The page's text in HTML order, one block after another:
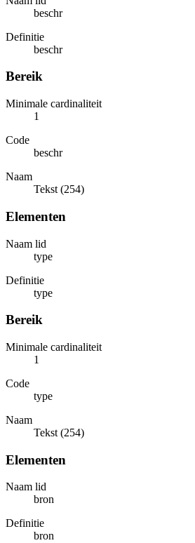
beschr
Definitie
beschr
Bereik
Minimale cardinaliteit
1
Code
beschr
Naam
Tekst (254)
Elementen
Naam lid
type
Definitie
type
Bereik
Minimale cardinaliteit
1
Code
type
Naam
Tekst (254)
Elementen
Naam lid
bron
Definitie
bron